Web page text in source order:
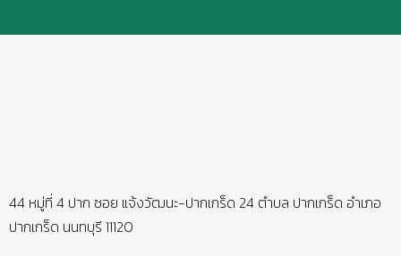
44 หมู่ที่ 4 ปาก ซอย แจ้งวัฒนะ-ปากเกร็ด 24 ตำบล ปากเกร็ด อำเภอ
ปากเกร็ด นนทบุรี 11120